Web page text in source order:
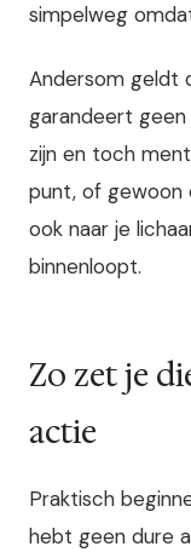
simpelweg
Andersom geldt
garandeert
zijn en toch
punt, of gewoon
ook naar je
binnenloopt.
Zo zet je
actie
Praktisch
hebt geen dure